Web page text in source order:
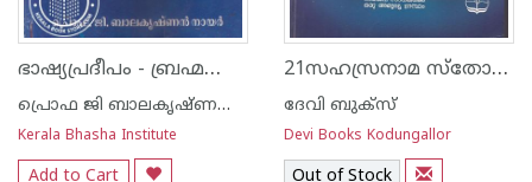
ഭാഷ്യപ്രദീപം - ബ്രഹ്മസൂത്രഭാഷ്യാനുവാദം -Old Edition-
പ്രൊഫ ജി ബാലകൃഷ്ണന്‍ നായര്‍
Kerala Bhasha Institute
Add to Cart
21സഹസ്രനാമ സ്തോത്രം
ദേവി ബുക്സ്
Devi Books Kodungallor
Out of Stock